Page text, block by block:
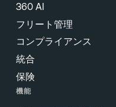
360 AI
フリート管理
コンプライアンス
統合
保険
機能